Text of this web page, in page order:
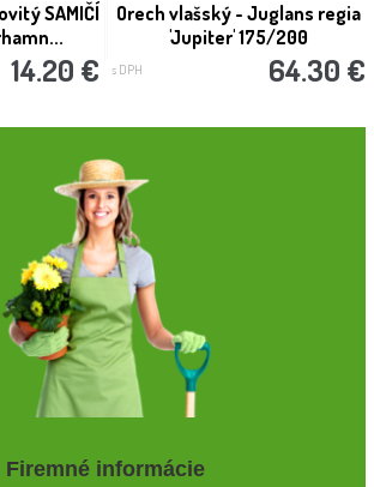
SAMIČÍ
14.20 €
Orech vlašský - Juglans regia
'Jupiter' 175/200
s DPH 64.30 €
Firemné informácie